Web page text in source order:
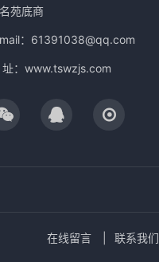
苑底商
：61391038@qq.com
址：www.tswzjs.com
在线留言 联系我们